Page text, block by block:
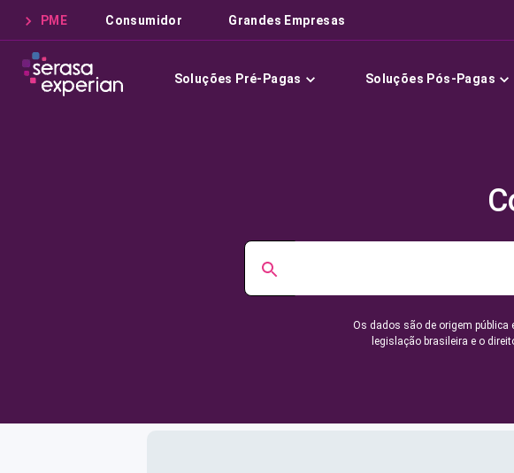
PME Consumidor Grandes Empresas
Soluções Pré-Pagas Soluções Pós-Pagas
Os dados são de origem
legislação brasileira e o